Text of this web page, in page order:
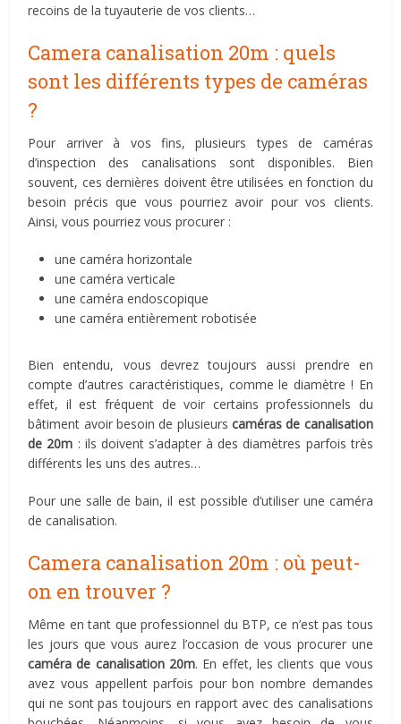
recoins de la tuyauterie de vos clients…
Camera canalisation 20m : quels
sont les différents types de caméras
?
Pour arriver à vos fins, plusieurs types de caméras
d’inspection des canalisations sont disponibles. Bien
souvent, ces dernières doivent être utilisées en fonction du
besoin précis que vous pourriez avoir pour vos clients.
Ainsi, vous pourriez vous procurer :
une caméra horizontale
une caméra verticale
une caméra endoscopique
une caméra entièrement robotisée
Bien entendu, vous devrez toujours aussi prendre en
compte d’autres caractéristiques, comme le diamètre ! En
effet, il est fréquent de voir certains professionnels du
bâtiment avoir besoin de plusieurscaméras de canalisation
de 20m : ils doivent s’adapter à des diamètres parfois très
différents les uns des autres…
Pour une salle de bain, il est possible d’utiliser une caméra
de canalisation.
Camera canalisation 20m : où peut-
on en trouver ?
Même en tant que professionnel du BTP, ce n’est pas tous
les jours que vous aurez l’occasion de vous procurer une
caméra de canalisation 20m. En effet, les clients que vous
avez vous appellent parfois pour bon nombre demandes
qui ne sont pas toujours en rapport avec des canalisations